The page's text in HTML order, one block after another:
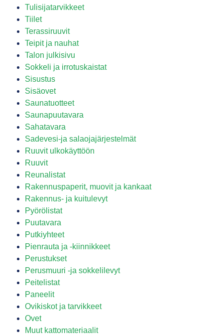
Tulisijatarvikkeet
Tiilet
Terassiruuvit
Teipit ja nauhat
Talon julkisivu
Sokkeli ja irrotuskaistat
Sisustus
Sisäovet
Saunatuotteet
Saunapuutavara
Sahatavara
Sadevesi-ja salaojajärjestelmät
Ruuvit ulkokäyttöön
Ruuvit
Reunalistat
Rakennuspaperit, muovit ja kankaat
Rakennus- ja kuitulevyt
Pyörölistat
Puutavara
Putkiyhteet
Pienrauta ja -kiinnikkeet
Perustukset
Perusmuuri -ja sokkelilevyt
Peitelistat
Paneelit
Ovikiskot ja tarvikkeet
Ovet
Muut kattomateriaalit